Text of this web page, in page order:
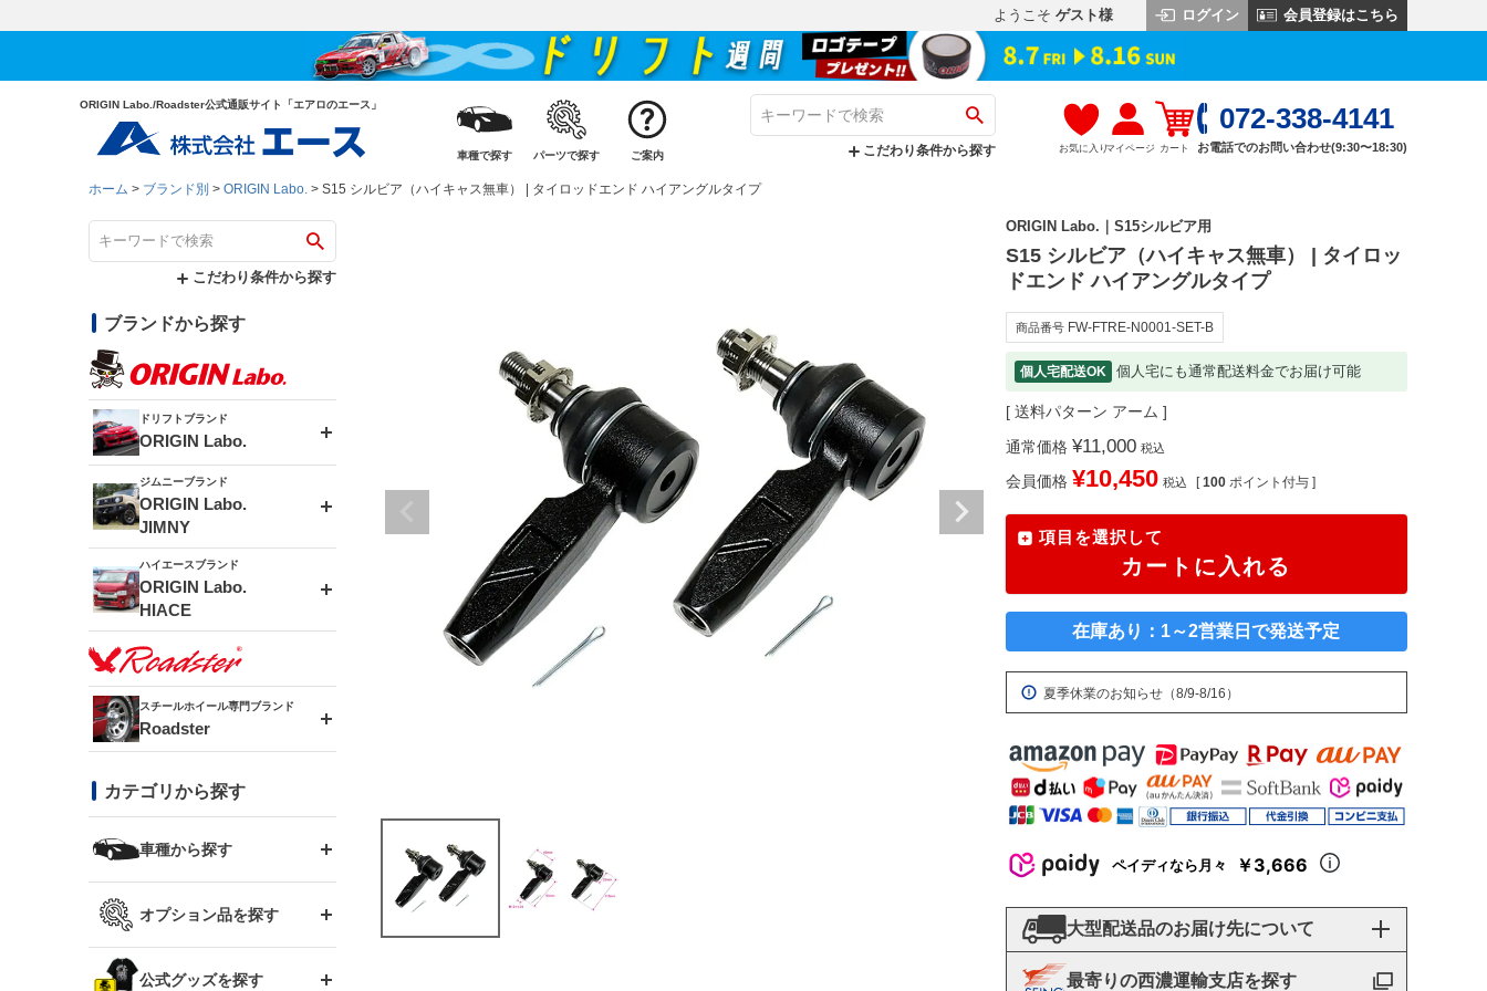
ようこそ ゲスト様 ログイン 会員登録はこちら
ORIGIN Labo./Roadster公式通販サイト「エアロのエース」
車種で探す パーツで探す ご案内 こだわり条件から探す お気に入りマイページ カート
072-338-4141
お電話でのお問い合わせ(9:30〜18:30)
ホーム ブランド別 ORIGIN Labo. S15 シルビア（ハイキャス無車） | タイロッドエンド ハイアングルタイプ
こだわり条件から探す
ブランドから探す
ドリフトブランド
ORIGIN Labo.
エアロシリーズ
ドリフトライン
風神(180SX)
雷神(S15)
龍神(チェイサー)
レーシングライン
アタックライン
ストリームライン
フロントフェンダー
リアフェンダー
ブラッシュフェンダー
コンバットアイ
GTウイング
リアウイング
ルーフウイング
ジムニーブランド
ORIGIN Labo.
JIMNY
アルミホイール
MUD-ZEUS
アルミホイール
MUD-SR7
MUD-S7
ボンネット
フェンダー
サイドパーツ
ハイエースブランド
ORIGIN Labo.
HIACE
エアロシリーズ
LUX MODEL SP
LUX MODEL
RUGGER MODEL
GROUND MODEL
オーバーフェンダー
リアウイング
スムージングバンパー
ワイパーガード
スチールホイール専門ブランド
Roadster
DAYTONA-RS
DAYTONA-RS NEO
まつど家 鉄漢
カテゴリから探す
車種から探す
トヨタ
スズキ
オプション品を探す
GTウイング用ラダー
公式グッズを探す
ORIGIN Labo.｜S15シルビア用
S15 シルビア（ハイキャス無車） | タイロッ
ドエンド ハイアングルタイプ
商品番号 FW-FTRE-N0001-SET-B
個人宅配送OK 個人宅にも通常配送料金でお届け可能
送料パターン アーム
通常価格 ¥11,000 税込
会員価格 ¥10,450 税込 [ 100 ポイント付与 ]
項目を選択して
カートに入れる
在庫あり：1～2営業日で発送予定
夏季休業のお知らせ（8/9-8/16）
ペイディなら月々 ￥3,666
大型配送品のお届け先について
最寄りの西濃運輸支店を探す